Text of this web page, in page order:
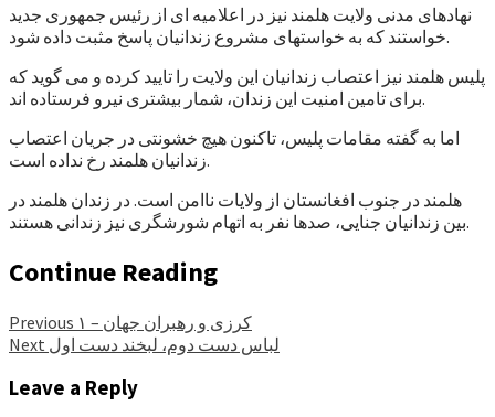
نهادهای مدنی ولایت هلمند نیز در اعلامیه ای از رئیس جمهوری جدید
خواستند که به خواستهای مشروع زندانیان پاسخ مثبت داده شود.
پلیس هلمند نیز اعتصاب زندانیان این ولایت را تایید کرده و می گوید که
برای تامین امنیت این زندان، شمار بیشتری نیرو فرستاده اند.
اما به گفته مقامات پلیس، تاکنون هیچ خشونتی در جریان اعتصاب
زندانیان هلمند رخ نداده است.
هلمند در جنوب افغانستان از ولایات ناامن است. در زندان هلمند در
بین زندانیان جنایی، صدها نفر به اتهام شورشگری نیز زندانی هستند.
Continue Reading
Previous
کرزی و رهبران جهان – ۱
Next لباس دست دوم، لبخند دست اول
Leave a Reply